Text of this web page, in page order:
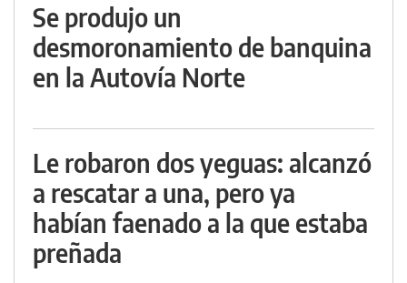
Se produjo un
desmoronamiento de banquina
en la Autovía Norte
Le robaron dos yeguas: alcanzó
a rescatar a una, pero ya
habían faenado a la que estaba
preñada